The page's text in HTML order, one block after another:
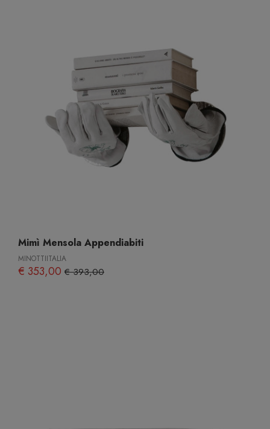
Mimì Mensola Appendiabiti
MINOTTIITALIA
€ 353,00 € 393,00